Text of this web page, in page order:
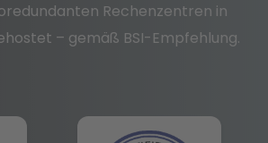
Rechenzentren in
– gemäß BSI-Empfehlung.